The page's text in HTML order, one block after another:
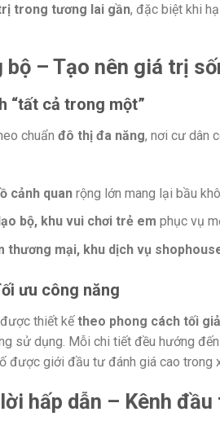
trong tương lai gần, đặc biệt khi
bộ – Tạo nên giá trị
“tất cả trong một”
chuẩn đô thị đa năng, nơi cư dân
cảnh quanrộng lớn mang lại bầu
bộ, khu vui chơi trẻ em phục vụ
thương mại, khu dịch vụ
ưu công năng
thiết kếtheo phong cách tối
sử dụng. Mỗi chi tiết đều hướng
được giới đầu tư đánh giá cao trong
hấp dẫn – Kênh